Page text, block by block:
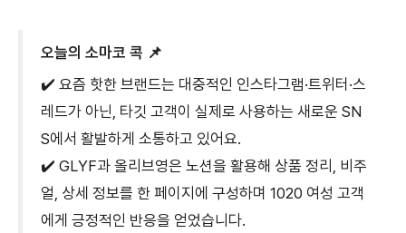
오늘의 소마코 콕 📌
✔️ 요즘 핫한 브랜드는 대중적인 인스타그램·트위터·스
레드가 아닌, 타깃 고객이 실제로 사용하는 새로운 SN
S에서 활발하게 소통하고 있어요.
✔️ GLYF과 올리브영은 노션을 활용해 상품 정리, 비주
얼, 상세 정보를 한 페이지에 구성하며 1020 여성 고객
에게 긍정적인 반응을 얻었습니다.